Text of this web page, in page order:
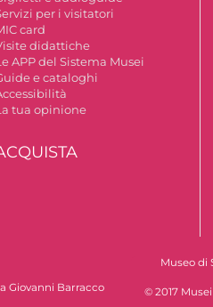
per i visitatori
card
didattiche
APP del Sistema Musei
e cataloghi
tua opinione
Giovanni Barracco
Museo di
© 2017